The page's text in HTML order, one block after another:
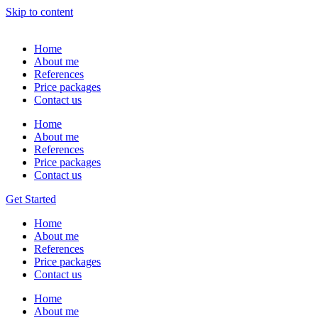
Skip to content
Home
About me
References
Price packages
Contact us
Home
About me
References
Price packages
Contact us
Get Started
Home
About me
References
Price packages
Contact us
Home
About me